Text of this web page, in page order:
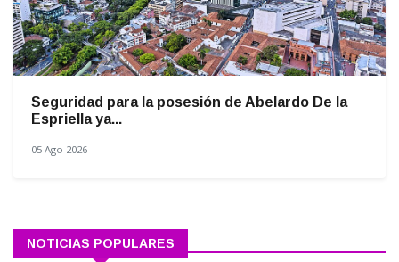
Seguridad para la posesión de Abelardo De la
Espriella ya...
05 Ago 2026
NOTICIAS POPULARES